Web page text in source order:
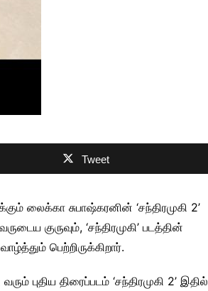
Tweet
லைக்கா சுபாஷ்கரனின் ‘சந்திரமுகி 2’
குருவும், ‘சந்திரமுகி’ படத்தின்
பெற்றிருக்கிறார்.
புதிய திரைப்படம் ‘சந்திரமுகி 2’ இதில்